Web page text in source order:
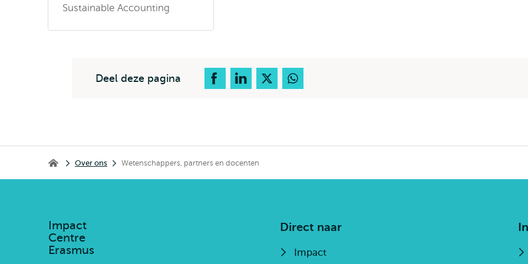
Sustainable Accounting
Deel deze pagina
Impact Centre Erasmus
Over ons Wetenschappers, partners en docenten
Impact
Centre
Erasmus
Direct naar
Impact